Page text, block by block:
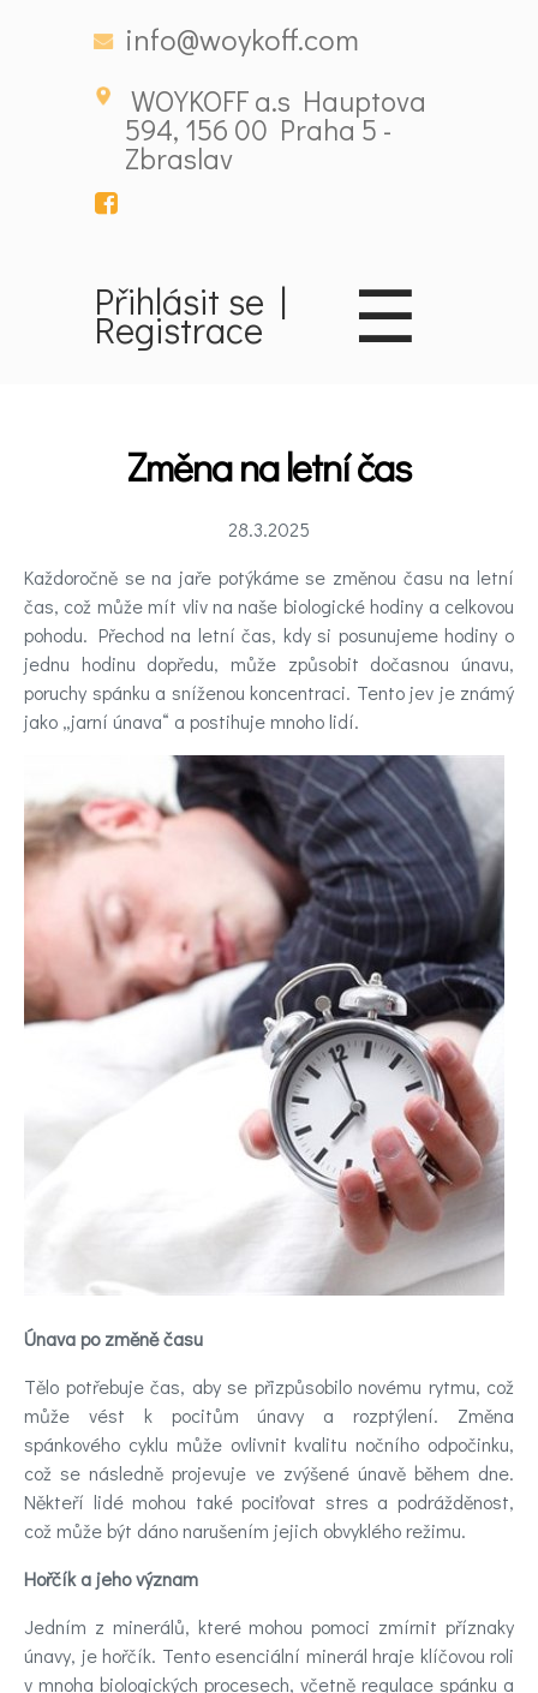
info@woykoff.com
WOYKOFF a.s Hauptova
594, 156 00 Praha 5 -
Zbraslav
Přihlásit se |
Registrace
Domů
ovlivňující
nálady
Novinky
Poradna
a
chat
Test
nálady
Hledáte
účinnou
pomoc
Kontakt
Registrace
☰
Změna na letní čas
28.3.2025
Každoročně se na jaře potýkáme se změnou času na letní
čas, což může mít vliv na naše biologické hodiny a celkovou
pohodu. Přechod na letní čas, kdy si posunujeme hodiny o
jednu hodinu dopředu, může způsobit dočasnou únavu,
poruchy spánku a sníženou koncentraci. Tento jev je známý
jako „jarní únava“ a postihuje mnoho lidí.
Únava po změně času
Tělo potřebuje čas, aby se přizpůsobilo novému rytmu, což
může vést k pocitům únavy a rozptýlení. Změna
spánkového cyklu může ovlivnit kvalitu nočního odpočinku,
což se následně projevuje ve zvýšené únavě během dne.
Někteří lidé mohou také pociťovat stres a podrážděnost,
což může být dáno narušením jejich obvyklého režimu.
Hořčík a jeho význam
Jedním z minerálů, které mohou pomoci zmírnit příznaky
únavy, je hořčík. Tento esenciální minerál hraje klíčovou roli
v mnoha biologických procesech, včetně regulace spánku a